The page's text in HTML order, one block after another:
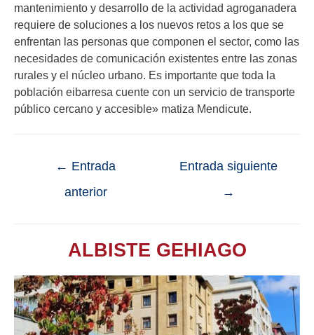
mantenimiento y desarrollo de la actividad agroganadera
requiere de soluciones a los nuevos retos a los que se
enfrentan las personas que componen el sector, como las
necesidades de comunicación existentes entre las zonas
rurales y el núcleo urbano. Es importante que toda la
población eibarresa cuente con un servicio de transporte
público cercano y accesible» matiza Mendicute.
← Entrada
anterior
Entrada siguiente
→
ALBISTE GEHIAGO